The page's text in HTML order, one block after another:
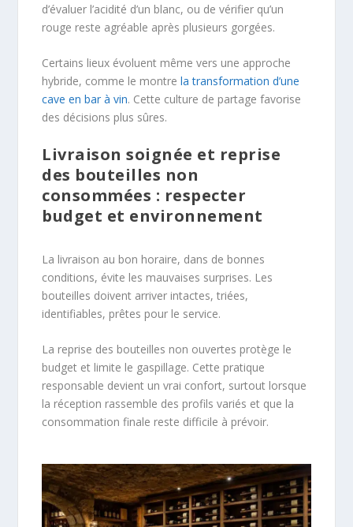
d’évaluer l’acidité d’un blanc, ou de vérifier qu’un
rouge reste agréable après plusieurs gorgées.
Certains lieux évoluent même vers une approche
hybride, comme le montrela transformation d’une
cave en bar à vin. Cette culture de partage favorise
des décisions plus sûres.
Livraison soignée et reprise
des bouteilles non
consommées : respecter
budget et environnement
La livraison au bon horaire, dans de bonnes
conditions, évite les mauvaises surprises. Les
bouteilles doivent arriver intactes, triées,
identifiables, prêtes pour le service.
La reprise des bouteilles non ouvertes protège le
budget et limite le gaspillage. Cette pratique
responsable devient un vrai confort, surtout lorsque
la réception rassemble des profils variés et que la
consommation finale reste difficile à prévoir.